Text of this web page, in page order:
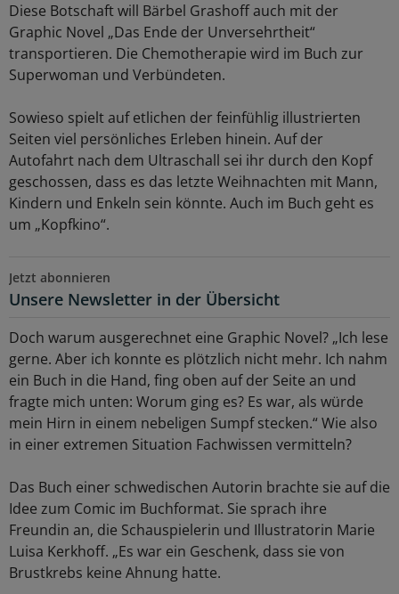
Diese Botschaft will Bärbel Grashoff auch mit der
Graphic Novel „Das Ende der Unversehrtheit“
transportieren. Die Chemotherapie wird im Buch zur
Superwoman und Verbündeten.
Sowieso spielt auf etlichen der feinfühlig illustrierten
Seiten viel persönliches Erleben hinein. Auf der
Autofahrt nach dem Ultraschall sei ihr durch den Kopf
geschossen, dass es das letzte Weihnachten mit Mann,
Kindern und Enkeln sein könnte. Auch im Buch geht es
um „Kopfkino“.
Jetzt abonnieren
Unsere Newsletter in der Übersicht
Doch warum ausgerechnet eine Graphic Novel? „Ich lese
gerne. Aber ich konnte es plötzlich nicht mehr. Ich nahm
ein Buch in die Hand, fing oben auf der Seite an und
fragte mich unten: Worum ging es? Es war, als würde
mein Hirn in einem nebeligen Sumpf stecken.“ Wie also
in einer extremen Situation Fachwissen vermitteln?
Das Buch einer schwedischen Autorin brachte sie auf die
Idee zum Comic im Buchformat. Sie sprach ihre
Freundin an, die Schauspielerin und Illustratorin Marie
Luisa Kerkhoff. „Es war ein Geschenk, dass sie von
Brustkrebs keine Ahnung hatte.